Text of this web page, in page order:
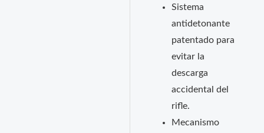
Sistema
antidetonante
patentado para
evitar la
descarga
accidental del
rifle.
Mecanismo